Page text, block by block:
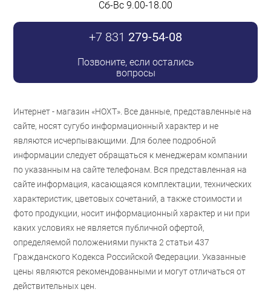
Сб-Вс 9.00-18.00
+7 831 279-54-08
Позвоните, если остались
вопросы
Интернет - магазин «НОХТ». Все данные, представленные на
сайте, носят сугубо информационный характер и не
являются исчерпывающими. Для более подробной
информации следует обращаться к менеджерам компании
по указанным на сайте телефонам. Вся представленная на
сайте информация, касающаяся комплектации, технических
характеристик, цветовых сочетаний, а также стоимости и
фото продукции, носит информационный характер и ни при
каких условиях не является публичной офертой,
определяемой положениями пункта 2 статьи 437
Гражданского Кодекса Российской Федерации. Указанные
цены являются рекомендованными и могут отличаться от
действительных цен.